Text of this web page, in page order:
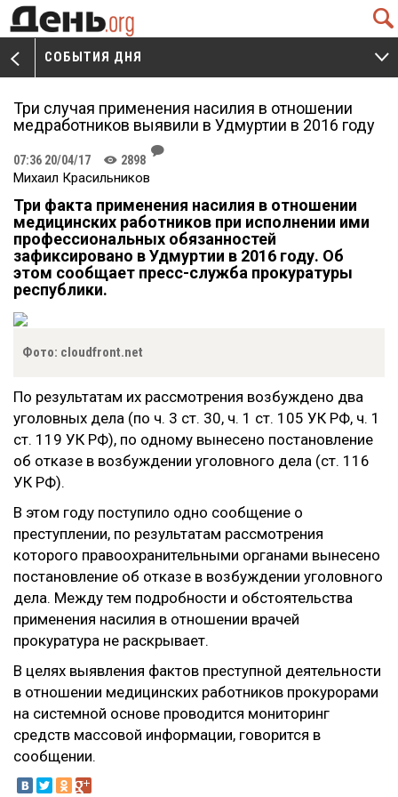
Q
V
СОБЫТИЯ ДНЯ
W
Три случая применения насилия в отношении
медработников выявили в Удмуртии в 2016 году
07:36 20/04/17 K 2898
J
Михаил Красильников
Три факта применения насилия в отношении
медицинских работников при исполнении ими
профессиональных обязанностей
зафиксировано в Удмуртии в 2016 году. Об
этом сообщает пресс-служба прокуратуры
республики.
Фото: cloudfront.net
По результатам их рассмотрения возбуждено два
уголовных дела (по ч. 3 ст. 30, ч. 1 ст. 105 УК РФ, ч. 1
ст. 119 УК РФ), по одному вынесено постановление
об отказе в возбуждении уголовного дела (ст. 116
УК РФ).
В этом году поступило одно сообщение о
преступлении, по результатам рассмотрения
которого правоохранительными органами вынесено
постановление об отказе в возбуждении уголовного
дела. Между тем подробности и обстоятельства
применения насилия в отношении врачей
прокуратура не раскрывает.
В целях выявления фактов преступной деятельности
в отношении медицинских работников прокурорами
на системной основе проводится мониторинг
средств массовой информации, говорится в
сообщении.